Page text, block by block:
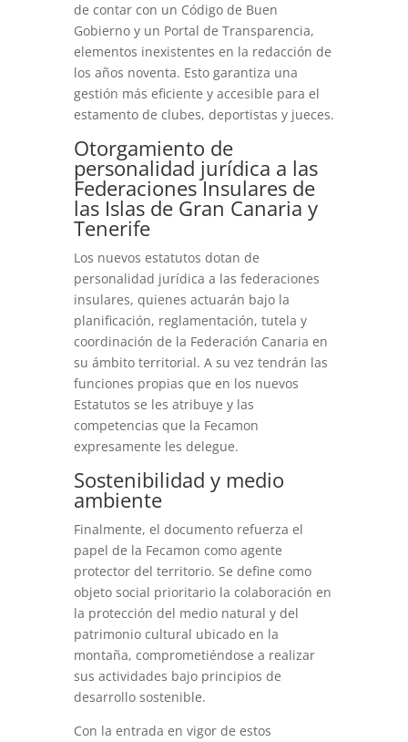
de contar con un Código de Buen
Gobierno y un Portal de Transparencia,
elementos inexistentes en la redacción de
los años noventa. Esto garantiza una
gestión más eficiente y accesible para el
estamento de clubes, deportistas y jueces.
Otorgamiento de
personalidad jurídica a las
Federaciones Insulares de
las Islas de Gran Canaria y
Tenerife
Los nuevos estatutos dotan de
personalidad jurídica a las federaciones
insulares, quienes actuarán bajo la
planificación, reglamentación, tutela y
coordinación de la Federación Canaria en
su ámbito territorial. A su vez tendrán las
funciones propias que en los nuevos
Estatutos se les atribuye y las
competencias que la Fecamon
expresamente les delegue.
Sostenibilidad y medio
ambiente
Finalmente, el documento refuerza el
papel de la Fecamon como agente
protector del territorio. Se define como
objeto social prioritario la colaboración en
la protección del medio natural y del
patrimonio cultural ubicado en la
montaña, comprometiéndose a realizar
sus actividades bajo principios de
desarrollo sostenible.
Con la entrada en vigor de estos